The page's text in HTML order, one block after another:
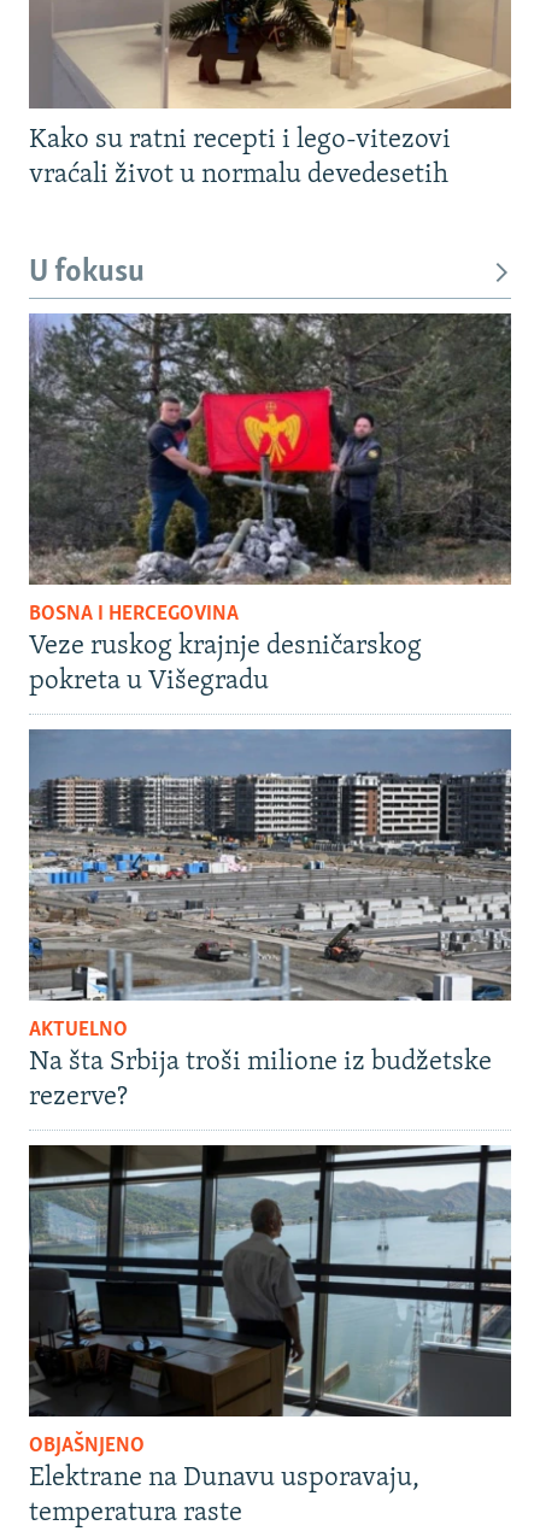
Kako su ratni recepti i lego-vitezovi
vraćali život u normalu devedesetih
U fokusu
BOSNA I HERCEGOVINA
Veze ruskog krajnje desničarskog
pokreta u Višegradu
AKTUELNO
Na šta Srbija troši milione iz budžetske
rezerve?
OBJAŠNJENO
Elektrane na Dunavu usporavaju,
temperatura raste